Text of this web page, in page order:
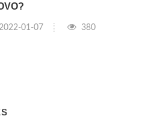
2022-01-07 380